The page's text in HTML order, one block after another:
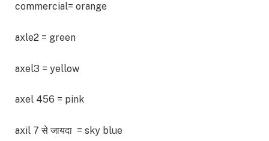
commercial= orange
axle2 = green
axel3 = yellow
axel 456 = pink
axil 7 से जायदा = sky blue